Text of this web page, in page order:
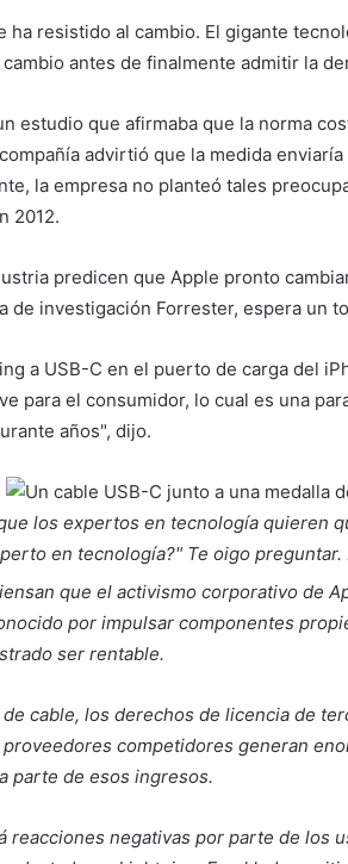
ha resistido al cambio. El gigante
antes de finalmente admitir la
estudio que afirmaba que la norma
advirtió que la medida
la empresa no planteó tales
2012.
predicen que Apple pronto
de investigación Forrester, espera un
a USB-C en el puerto de carga del
para el consumidor, lo cual es una
años", dijo.
los expertos en tecnología quieren
en tecnología?" Te oigo preguntar.
que el activismo corporativo de
por impulsar componentes
ser rentable.
cable, los derechos de licencia de
competidores generan
parte de esos ingresos.
reacciones negativas por parte de los